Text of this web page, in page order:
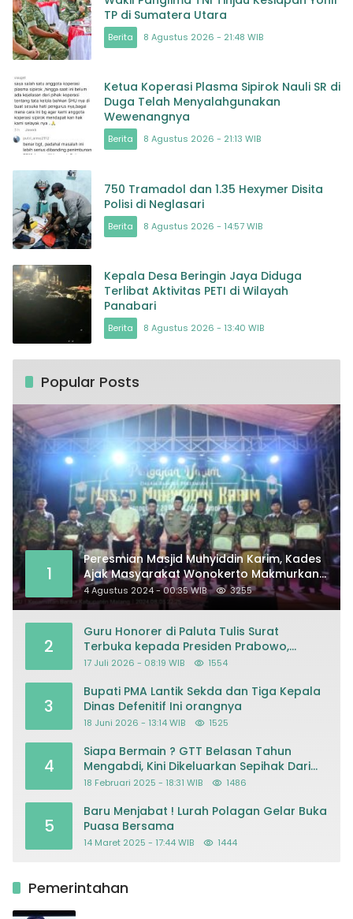
TP di Sumatera Utara
Berita 8 Agustus 2026 - 21:48 WIB
Ketua Koperasi Plasma Sipirok Nauli SR di
Duga Telah Menyalahgunakan
Wewenangnya
Berita 8 Agustus 2026 - 21:13 WIB
750 Tramadol dan 1.35 Hexymer Disita
Polisi di Neglasari
Berita 8 Agustus 2026 - 14:57 WIB
Kepala Desa Beringin Jaya Diduga
Terlibat Aktivitas PETI di Wilayah
Panabari
Berita 8 Agustus 2026 - 13:40 WIB
Popular Posts
1
Peresmian Masjid Muhyiddin Karim, Kades
Ajak Masyarakat Wonokerto Makmurkan
Masjid
4 Agustus 2024 - 00:35 WIB 3255
2
Guru Honorer di Paluta Tulis Surat
Terbuka kepada Presiden Prabowo,
Mohon Keadilan atas Dugaan
17 Juli 2026 - 08:19 WIB 1554
3
Bupati PMA Lantik Sekda dan Tiga Kepala
Dinas Defenitif Ini orangnya
18 Juni 2026 - 13:14 WIB 1525
4
Siapa Bermain ? GTT Belasan Tahun
Mengabdi, Kini Dikeluarkan Sepihak Dari
Dapodik
18 Februari 2025 - 18:31 WIB 1486
5
Baru Menjabat ! Lurah Polagan Gelar Buka
Puasa Bersama
14 Maret 2025 - 17:44 WIB 1444
Pemerintahan